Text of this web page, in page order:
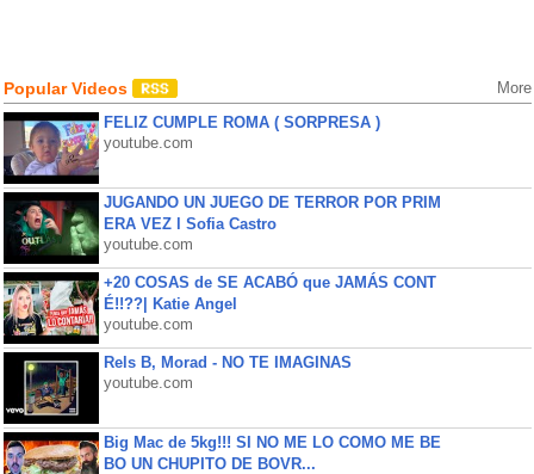
Popular Videos More
FELIZ CUMPLE ROMA ( SORPRESA )
youtube.com
JUGANDO UN JUEGO DE TERROR POR PRIM
ERA VEZ l Sofia Castro
youtube.com
+20 COSAS de SE ACABÓ que JAMÁS CONT
É!!??| Katie Angel
youtube.com
Rels B, Morad - NO TE IMAGINAS
youtube.com
Big Mac de 5kg!!! SI NO ME LO COMO ME BE
BO UN CHUPITO DE BOVR...